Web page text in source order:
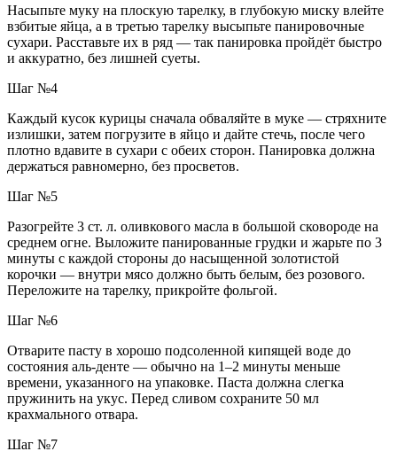
Насыпьте муку на плоскую тарелку, в глубокую миску влейте
взбитые яйца, а в третью тарелку высыпьте панировочные
сухари. Расставьте их в ряд — так панировка пройдёт быстро
и аккуратно, без лишней суеты.
Шаг №4
Каждый кусок курицы сначала обваляйте в муке — стряхните
излишки, затем погрузите в яйцо и дайте стечь, после чего
плотно вдавите в сухари с обеих сторон. Панировка должна
держаться равномерно, без просветов.
Шаг №5
Разогрейте 3 ст. л. оливкового масла в большой сковороде на
среднем огне. Выложите панированные грудки и жарьте по 3
минуты с каждой стороны до насыщенной золотистой
корочки — внутри мясо должно быть белым, без розового.
Переложите на тарелку, прикройте фольгой.
Шаг №6
Отварите пасту в хорошо подсоленной кипящей воде до
состояния аль-денте — обычно на 1–2 минуты меньше
времени, указанного на упаковке. Паста должна слегка
пружинить на укус. Перед сливом сохраните 50 мл
крахмального отвара.
Шаг №7